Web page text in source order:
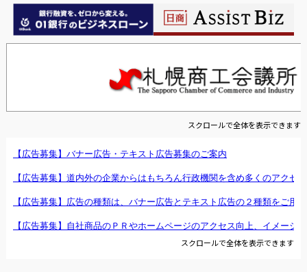
スクロールで全体を表示できます
スクロールで全体を表示できます